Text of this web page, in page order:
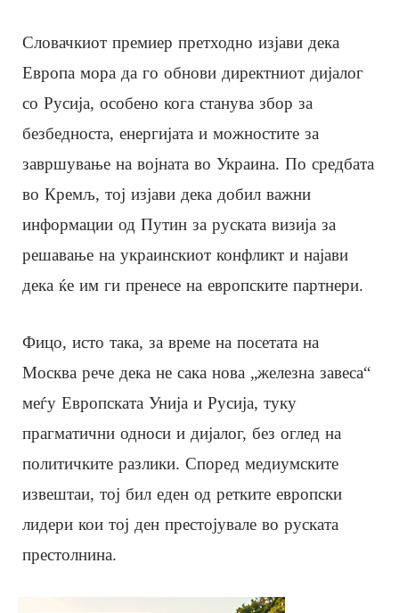
Словачкиот премиер претходно изјави дека
Европа мора да го обнови директниот дијалог
со Русија, особено кога станува збор за
безбедноста, енергијата и можностите за
завршување на војната во Украина. По средбата
во Кремљ, тој изјави дека добил важни
информации од Путин за руската визија за
решавање на украинскиот конфликт и најави
дека ќе им ги пренесе на европските партнери.
Фицо, исто така, за време на посетата на
Москва рече дека не сака нова „железна завеса“
меѓу Европската Унија и Русија, туку
прагматични односи и дијалог, без оглед на
политичките разлики. Според медиумските
извештаи, тој бил еден од ретките европски
лидери кои тој ден престојувале во руската
престолнина.